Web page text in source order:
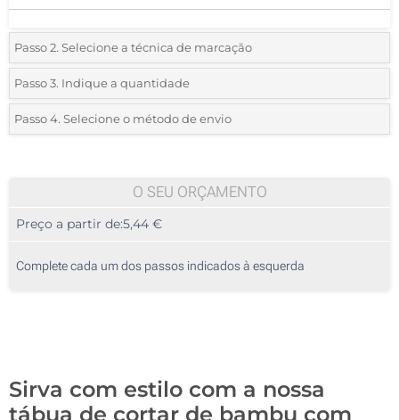
Passo 2. Selecione a técnica de marcação
*Selecione o tipo de marcação e as cores do logotipo:
Gravação a laser (Num lado)
Passo 3. Indique a quantidade
*Quantidade mínima:5
10
25
Passo 4. Selecione o método de envio
O SEU ORÇAMENTO
Preço a partir de:5,44 €
Complete cada um dos passos indicados à esquerda
Sirva com estilo com a nossa
tábua de cortar de bambu com